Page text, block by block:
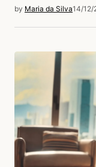
by Maria da Silva14/12/